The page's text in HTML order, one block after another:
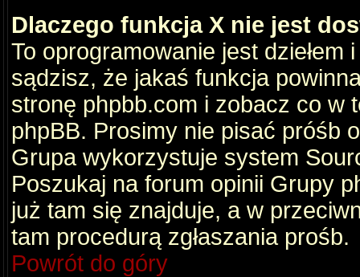
Dlaczego funkcja X nie jest
To oprogramowanie jest dziełem
sądzisz, że jakaś funkcja
stronę phpbb.com i zobacz co w
phpBB. Prosimy nie pisać próśb
Grupa wykorzystuje system
Poszukaj na forum opinii Grupy
już tam się znajduje, a w
tam procedurą zgłaszania prośb.
Powrót do góry